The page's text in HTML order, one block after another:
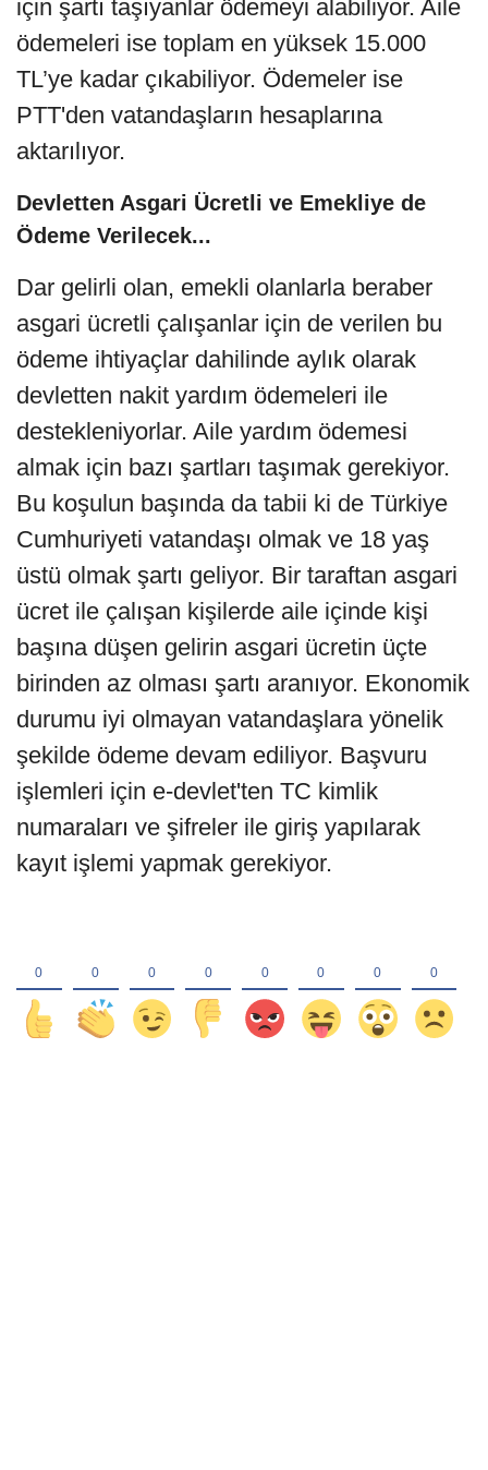
için şartı taşıyanlar ödemeyi alabiliyor. Aile
ödemeleri ise toplam en yüksek 15.000
TL’ye kadar çıkabiliyor. Ödemeler ise
PTT'den vatandaşların hesaplarına
aktarılıyor.
Devletten Asgari Ücretli ve Emekliye de
Ödeme Verilecek...
Dar gelirli olan, emekli olanlarla beraber
asgari ücretli çalışanlar için de verilen bu
ödeme ihtiyaçlar dahilinde aylık olarak
devletten nakit yardım ödemeleri ile
destekleniyorlar. Aile yardım ödemesi
almak için bazı şartları taşımak gerekiyor.
Bu koşulun başında da tabii ki de Türkiye
Cumhuriyeti vatandaşı olmak ve 18 yaş
üstü olmak şartı geliyor. Bir taraftan asgari
ücret ile çalışan kişilerde aile içinde kişi
başına düşen gelirin asgari ücretin üçte
birinden az olması şartı aranıyor. Ekonomik
durumu iyi olmayan vatandaşlara yönelik
şekilde ödeme devam ediliyor. Başvuru
işlemleri için e-devlet'ten TC kimlik
numaraları ve şifreler ile giriş yapılarak
kayıt işlemi yapmak gerekiyor.